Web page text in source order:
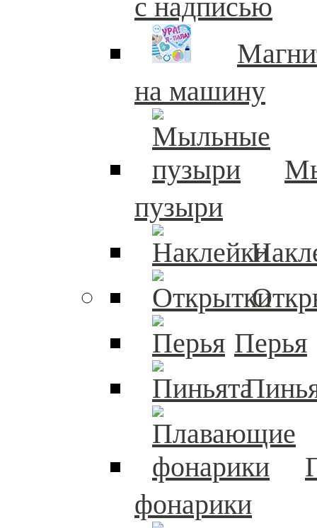
с надписью
на машину
пузыри
Перья
фонарики